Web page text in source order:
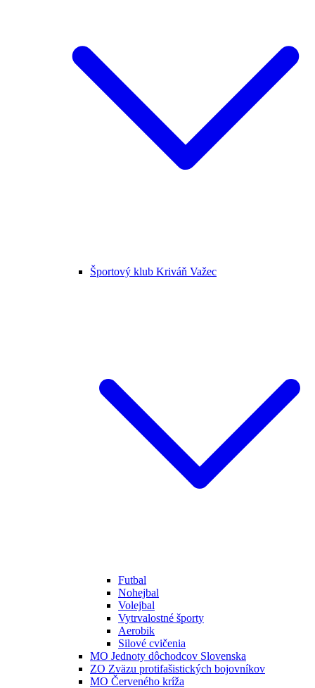
Športový klub Kriváň Važec
Futbal
Nohejbal
Volejbal
Vytrvalostné športy
Aerobik
Silové cvičenia
MO Jednoty dôchodcov Slovenska
ZO Zväzu protifašistických bojovníkov
MO Červeného kríža